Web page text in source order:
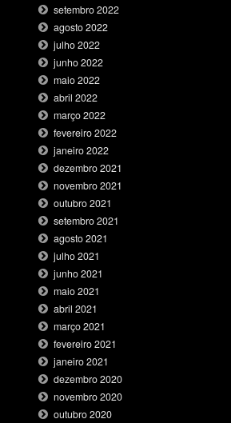
setembro 2022
agosto 2022
julho 2022
junho 2022
maio 2022
abril 2022
março 2022
fevereiro 2022
janeiro 2022
dezembro 2021
novembro 2021
outubro 2021
setembro 2021
agosto 2021
julho 2021
junho 2021
maio 2021
abril 2021
março 2021
fevereiro 2021
janeiro 2021
dezembro 2020
novembro 2020
outubro 2020